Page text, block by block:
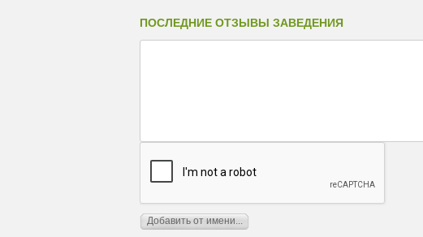
ПОСЛЕДНИЕ ОТЗЫВЫ ЗАВЕДЕНИЯ